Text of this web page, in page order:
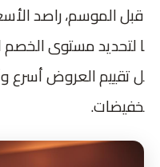
قبل الموسم، راصد
ا لتحديد مستوى
ل تقييم العروض أسرع
خفيضات.